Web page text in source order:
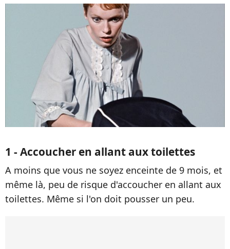
1 - Accoucher en allant aux toilettes
A moins que vous ne soyez enceinte de 9 mois, et
même là, peu de risque d'accoucher en allant aux
toilettes. Même si l'on doit pousser un peu.